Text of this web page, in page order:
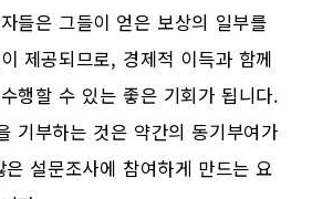
들은 그들이 얻은 보상의 일부를
제공되므로, 경제적 이득과 함께
행할 수 있는 좋은 기회가 됩니다.
기부하는 것은 약간의 동기부여가
설문조사에 참여하게 만드는 요